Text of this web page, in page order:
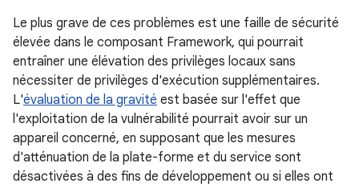
Le plus grave de ces problèmes est une faille de sécurité
élevée dans le composant Framework, qui pourrait
entraîner une élévation des privilèges locaux sans
nécessiter de privilèges d'exécution supplémentaires.
L'évaluation de la gravité est basée sur l'effet que
l'exploitation de la vulnérabilité pourrait avoir sur un
appareil concerné, en supposant que les mesures
d'atténuation de la plate-forme et du service sont
désactivées à des fins de développement ou si elles ont